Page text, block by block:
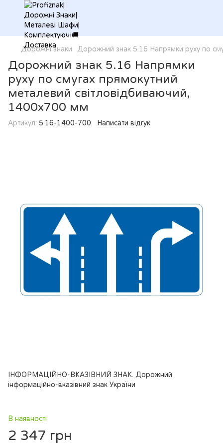
Дорожні знаки Дорожний знак 5.16 Напрямки руху по
Дорожний знак 5.16 Напрямки
руху по смугах прямокутний
металевий світловідбиваючий,
1400х700 мм
Артикул: 5.16-1400-700 Написати відгук
ІНФОРМАЦІЙНО-ВКАЗІВНИЙ ЗНАК. Дорожний
інформаційно-вказівний знак України
В наявності
2 347 грн